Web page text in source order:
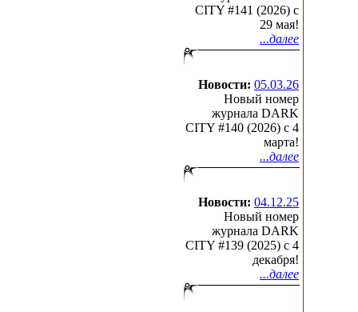
CITY #141 (2026) c
29 мая!
...далее
Новости: 05.03.26
Новый номер
журнала DARK
CITY #140 (2026) c 4
марта!
...далее
Новости: 04.12.25
Новый номер
журнала DARK
CITY #139 (2025) c 4
декабря!
...далее